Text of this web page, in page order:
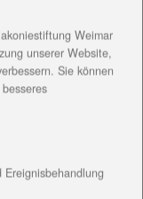
in
im Haus
in der
der
vom
Weimar
unserer Website,
Sie können